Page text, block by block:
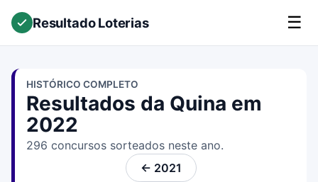
Resultado Loterias ☰
HISTÓRICO COMPLETO
Resultados da Quina em
2022
296 concursos sorteados neste ano.
← 2021